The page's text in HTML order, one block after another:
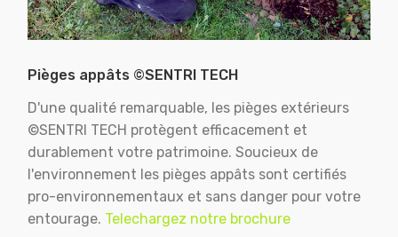
Pièges appâts ©SENTRI TECH
D'une qualité remarquable, les pièges extérieurs
©SENTRI TECH protègent efficacement et
durablement votre patrimoine. Soucieux de
l'environnement les pièges appâts sont certifiés
pro-environnementaux et sans danger pour votre
entourage. Telechargez notre brochure